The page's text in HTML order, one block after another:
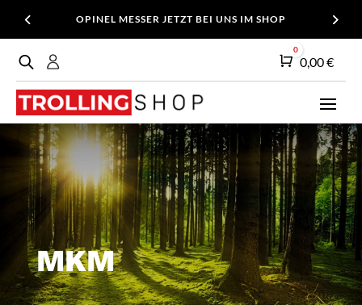
OPINEL MESSER JETZT BEI UNS IM SHOP
Warenkorb
0
0,00€
MKM